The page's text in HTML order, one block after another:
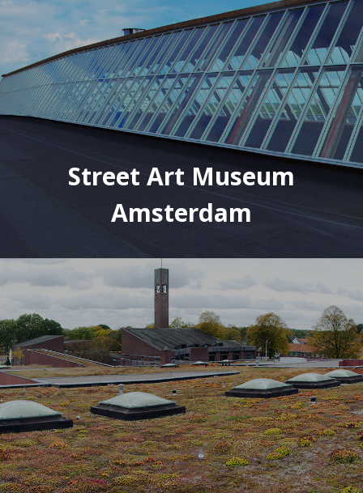
Street Art Museum
Amsterdam